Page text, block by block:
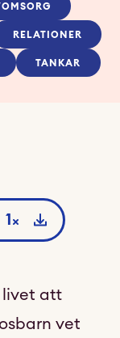
RELATIONER
TANKAR
1
livet att
vet